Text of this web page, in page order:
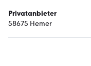
Privatanbieter
58675 Hemer